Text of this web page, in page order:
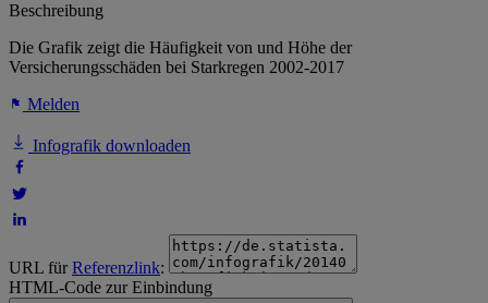
Beschreibung
Die Grafik zeigt die Häufigkeit von und Höhe der
Versicherungsschäden bei Starkregen 2002-2017
Melden
Infografik downloaden
URL fürReferenzlink:
HTML-Code zur Einbindung